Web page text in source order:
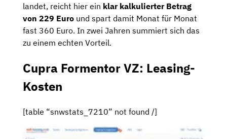
landet, reicht hier ein klar kalkulierter Betrag
von 229 Euro und spart damit Monat für Monat
fast 360 Euro. In zwei Jahren summiert sich das
zu einem echten Vorteil.
Cupra Formentor VZ: Leasing-
Kosten
[table “snwstats_7210” not found /]